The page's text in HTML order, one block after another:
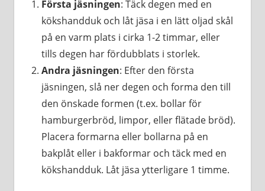
Första jäsningen: Täck degen med en
kökshandduk och låt jäsa i en lätt oljad skål
på en varm plats i cirka 1-2 timmar, eller
tills degen har fördubblats i storlek.
Andra jäsningen: Efter den första
jäsningen, slå ner degen och forma den till
den önskade formen (t.ex. bollar för
hamburgerbröd, limpor, eller flätade bröd).
Placera formarna eller bollarna på en
bakplåt eller i bakformar och täck med en
kökshandduk. Låt jäsa ytterligare 1 timme.